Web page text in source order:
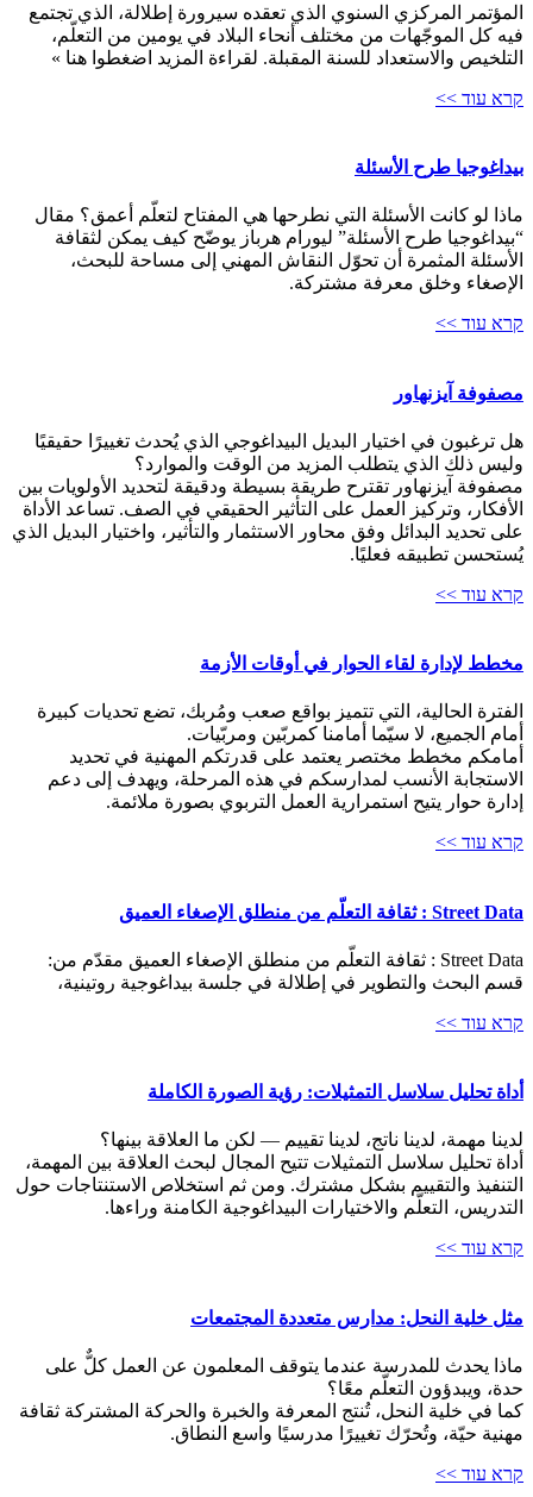
المؤتمر المركزي السنوي الذي تعقده سيرورة إطلالة، الذي تجتمع
فيه كل الموجّهات من مختلف أنحاء البلاد في يومين من التعلّم،
التلخيص والاستعداد للسنة المقبلة. لقراءة المزيد اضغطوا هنا »
קרא עוד >>
بيداغوجيا طرح الأسئلة
ماذا لو كانت الأسئلة التي نطرحها هي المفتاح لتعلّم أعمق؟ مقال
“بيداغوجيا طرح الأسئلة” ليورام هرباز يوضّح كيف يمكن لثقافة
الأسئلة المثمرة أن تحوّل النقاش المهني إلى مساحة للبحث،
الإصغاء وخلق معرفة مشتركة.
קרא עוד >>
مصفوفة آيزنهاور
هل ترغبون في اختيار البديل البيداغوجي الذي يُحدث تغييرًا حقيقيًا
وليس ذلك الذي يتطلب المزيد من الوقت والموارد؟
مصفوفة آيزنهاور تقترح طريقة بسيطة ودقيقة لتحديد الأولويات بين
الأفكار، وتركيز العمل على التأثير الحقيقي في الصف. تساعد الأداة
على تحديد البدائل وفق محاور الاستثمار والتأثير، واختيار البديل الذي
يُستحسن تطبيقه فعليًا.
קרא עוד >>
مخطط لإدارة لقاء الحوار في أوقات الأزمة
الفترة الحالية، التي تتميز بواقع صعب ومُربك، تضع تحديات كبيرة
أمام الجميع، لا سيّما أمامنا كمربّين ومربّيات.
أمامكم مخطط مختصر يعتمد على قدرتكم المهنية في تحديد
الاستجابة الأنسب لمدارسكم في هذه المرحلة، ويهدف إلى دعم
إدارة حوار يتيح استمرارية العمل التربوي بصورة ملائمة.
קרא עוד >>
Street Data : ثقافة التعلّم من منطلق الإصغاء العميق
Street Data : ثقافة التعلّم من منطلق الإصغاء العميق مقدّم من:
قسم البحث والتطوير في إطلالة في جلسة بيداغوجية روتينية،
קרא עוד >>
أداة تحليل سلاسل التمثيلات: رؤية الصورة الكاملة
لدينا مهمة، لدينا ناتج، لدينا تقييم — لكن ما العلاقة بينها؟
أداة تحليل سلاسل التمثيلات تتيح المجال لبحث العلاقة بين المهمة،
التنفيذ والتقييم بشكل مشترك. ومن ثم استخلاص الاستنتاجات حول
التدريس، التعلّم والاختيارات البيداغوجية الكامنة وراءها.
קרא עוד >>
مثل خلية النحل: مدارس متعددة المجتمعات
ماذا يحدث للمدرسة عندما يتوقف المعلمون عن العمل كلٌّ على
حدة، ويبدؤون التعلّم معًا؟
كما في خلية النحل، تُنتج المعرفة والخبرة والحركة المشتركة ثقافة
مهنية حيّة، وتُحرّك تغييرًا مدرسيًا واسع النطاق.
קרא עוד >>